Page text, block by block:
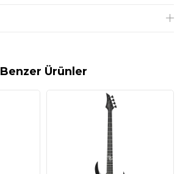
Benzer Ürünler